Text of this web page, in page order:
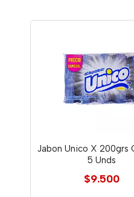
Jabon Unico X 200grs
5 Unds
$9.500